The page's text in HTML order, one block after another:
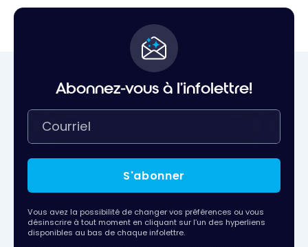
Abonnez-vous à l'infolettre!
S'abonner
Vous avez la possibilité de changer vos préférences ou vous
désinscrire à tout moment en cliquant sur l’un des hyperliens
disponibles au bas de chaque infolettre.